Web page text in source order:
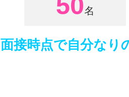
面接時点で自分なり